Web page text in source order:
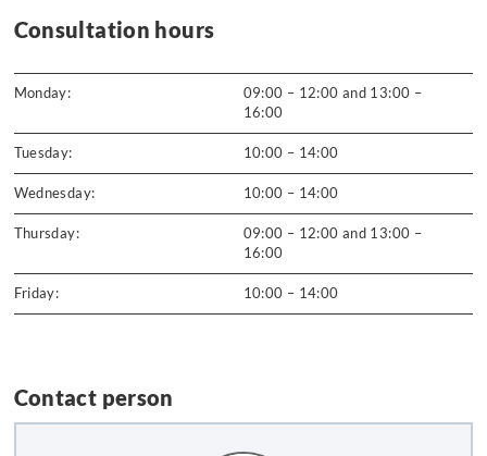
Consultation hours
Monday:
09:00 – 12:00 and 13:00 –
16:00
Tuesday: 10:00 – 14:00
Wednesday: 10:00 – 14:00
Thursday:
09:00 – 12:00 and 13:00 –
16:00
Friday: 10:00 – 14:00
Contact person